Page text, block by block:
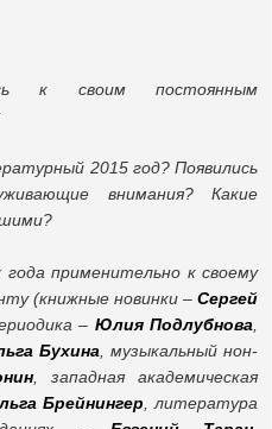
к своим постоянным
2015 год? Появились
внимания? Какие
применительно к своему
(книжные новинки – Сергей
– Юлия Подлубнова
Бухина , музыкальный нон-
, западная академическая
Брейнингер , литература